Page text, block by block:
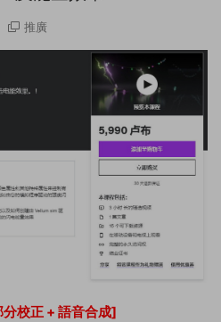
推廣
校正 + 語音合成]